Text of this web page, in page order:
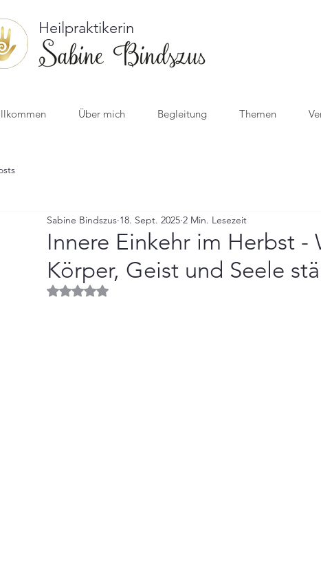
Heilpraktikerin
Über mich Begleitung Themen
Innere Einkehr im Herbst -
Körper, Geist und Seele
Sabine Bindszus 18. Sept. 2025 2 Min. Lesezeit
Mit NaN von 5 Sternen bewertet.